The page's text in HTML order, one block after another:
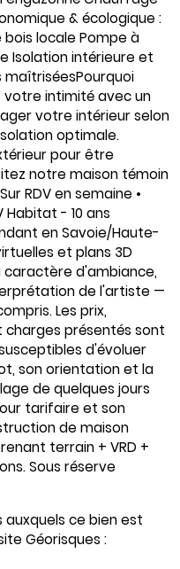
& écologique :
bois locale Pompe à
Isolation intérieure et
votre intimité avec un
votre intérieur selon
optimale.
pour être
notre maison témoin
RDV en semaine •
Habitat - 10 ans
en Savoie/Haute-
et plans 3D
d'ambiance,
de l'artiste —
Les prix,
présentés sont
d'évoluer
son orientation et la
de quelques jours
tarifaire et son
de maison
terrain + VRD +
Sous réserve
auxquels ce bien est
Géorisques :